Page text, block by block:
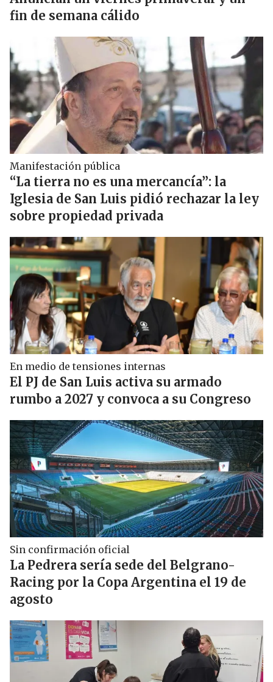
fin de semana cálido
Manifestación pública
“La tierra no es una mercancía”: la
Iglesia de San Luis pidió rechazar la ley
sobre propiedad privada
En medio de tensiones internas
El PJ de San Luis activa su armado
rumbo a 2027 y convoca a su Congreso
Sin confirmación oficial
La Pedrera sería sede del Belgrano-
Racing por la Copa Argentina el 19 de
agosto